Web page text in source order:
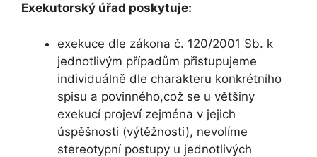
Exekutorský úřad poskytuje:
exekuce dle zákona č. 120/2001 Sb. k
jednotlivým případům přistupujeme
individuálně dle charakteru konkrétního
spisu a povinného,což se u většiny
exekucí projeví zejména v jejich
úspěšnosti (výtěžnosti), nevolíme
stereotypní postupy u jednotlivých